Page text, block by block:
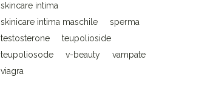
skincare intima
skinicare intima maschile
sperma
testosterone
teupolioside
teupoliosode
v-beauty
vampate
viagra